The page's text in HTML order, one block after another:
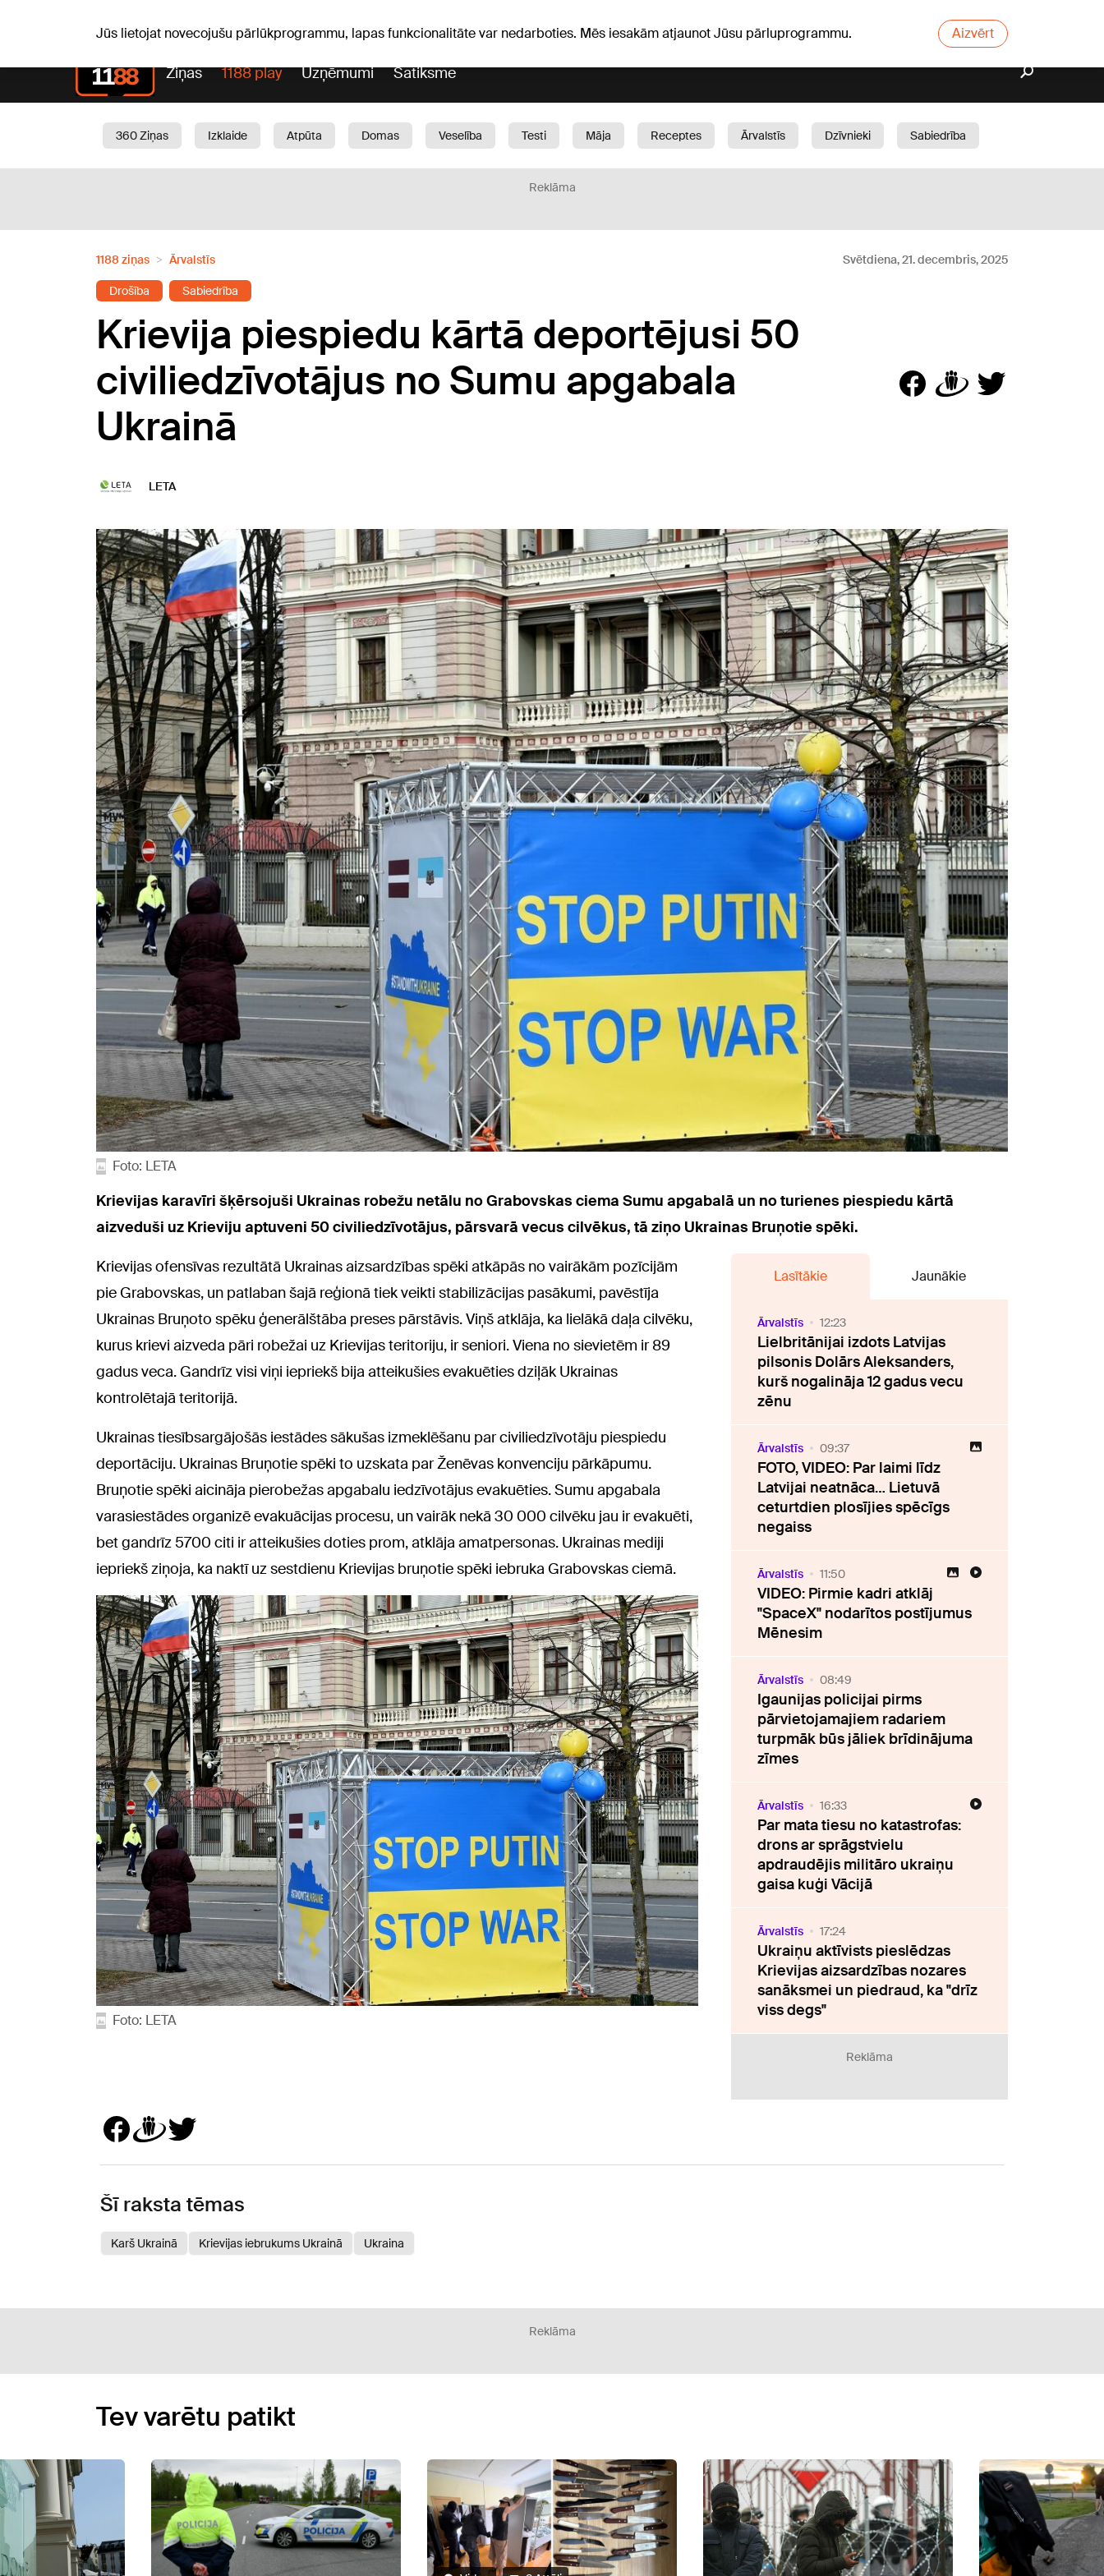
Jūs lietojat novecojušu pārlūkprogrammu, lapas funkcionalitāte var nedarboties. Mēs iesakām atjaunot Jūsu pārluprogrammu. Aizvērt
Ziņas 1188 play Uzņēmumi Satiksme
360 Ziņas Izklaide Atpūta Domas Veselība Testi Māja Receptes Ārvalstīs Dzīvnieki
Sabiedrība
Reklāma
1188 ziņas Ārvalstīs Svētdiena, 21. decembris, 2025
Drošība Sabiedrība
Krievija piespiedu kārtā deportējusi 50
civiliedzīvotājus no Sumu apgabala
Ukrainā
LETA
Foto: LETA
Krievijas karavīri šķērsojuši Ukrainas robežu netālu no Grabovskas ciema Sumu apgabalā un no turienes piespiedu kārtā
aizveduši uz Krieviju aptuveni 50 civiliedzīvotājus, pārsvarā vecus cilvēkus, tā ziņo Ukrainas Bruņotie spēki.
Krievijas ofensīvas rezultātā Ukrainas aizsardzības spēki atkāpās no vairākām pozīcijām
pie Grabovskas, un patlaban šajā reģionā tiek veikti stabilizācijas pasākumi, pavēstīja
Ukrainas Bruņoto spēku ģenerālštāba preses pārstāvis. Viņš atklāja, ka lielākā daļa cilvēku,
kurus krievi aizveda pāri robežai uz Krievijas teritoriju, ir seniori. Viena no sievietēm ir 89
gadus veca. Gandrīz visi viņi iepriekš bija atteikušies evakuēties dziļāk Ukrainas
kontrolētajā teritorijā.
Ukrainas tiesībsargājošās iestādes sākušas izmeklēšanu par civiliedzīvotāju piespiedu
deportāciju. Ukrainas Bruņotie spēki to uzskata par Ženēvas konvenciju pārkāpumu.
Bruņotie spēki aicināja pierobežas apgabalu iedzīvotājus evakuēties. Sumu apgabala
varasiestādes organizē evakuācijas procesu, un vairāk nekā 30 000 cilvēku jau ir evakuēti,
bet gandrīz 5700 citi ir atteikušies doties prom, atklāja amatpersonas. Ukrainas mediji
iepriekš ziņoja, ka naktī uz sestdienu Krievijas bruņotie spēki iebruka Grabovskas ciemā.
Foto: LETA
Lasītākie Jaunākie
Ārvalstīs 12:23
Lielbritānijai izdots Latvijas
pilsonis Dolārs Aleksanders,
kurš nogalināja 12 gadus vecu
zēnu
Ārvalstīs 09:37
FOTO, VIDEO: Par laimi līdz
Latvijai neatnāca… Lietuvā
ceturtdien plosījies spēcīgs
negaiss
Ārvalstīs 11:50
VIDEO: Pirmie kadri atklāj
"SpaceX" nodarītos postījumus
Mēnesim
Ārvalstīs 08:49
Igaunijas policijai pirms
pārvietojamajiem radariem
turpmāk būs jāliek brīdinājuma
zīmes
Ārvalstīs 16:33
Par mata tiesu no katastrofas:
drons ar sprāgstvielu
apdraudējis militāro ukraiņu
gaisa kuģi Vācijā
Ārvalstīs 17:24
Ukraiņu aktīvists pieslēdzas
Krievijas aizsardzības nozares
sanāksmei un piedraud, ka "drīz
viss degs"
Reklāma
Šī raksta tēmas
Karš Ukrainā Krievijas iebrukums Ukrainā Ukraina
Reklāma
Tev varētu patikt